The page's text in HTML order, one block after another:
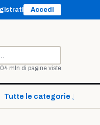
Accedi
mln di pagine viste
Tutte le categorie ↓